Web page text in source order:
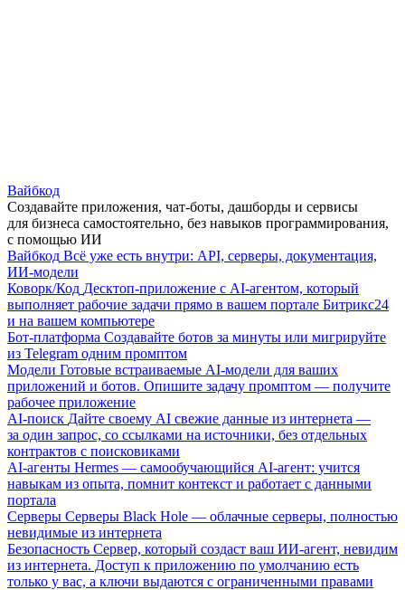
Вайбкод
Создавайте приложения, чат-боты, дашборды и сервисы
для бизнеса самостоятельно, без навыков программирования,
с помощью ИИ
Вайбкод Всё уже есть внутри: API, серверы, документация,
ИИ-модели
Коворк/Код Десктоп-приложение с AI-агентом, который
выполняет рабочие задачи прямо в вашем портале Битрикс24
и на вашем компьютере
Бот-платформа Создавайте ботов за минуты или мигрируйте
из Telegram одним промптом
Модели Готовые встраиваемые AI-модели для ваших
приложений и ботов. Опишите задачу промптом — получите
рабочее приложение
AI-поиск Дайте своему AI свежие данные из интернета —
за один запрос, со ссылками на источники, без отдельных
контрактов с поисковиками
AI-агенты Hermes — самообучающийся AI-агент: учится
навыкам из опыта, помнит контекст и работает с данными
портала
Серверы Серверы Black Hole — облачные серверы, полностью
невидимые из интернета
Безопасность Сервер, который создаст ваш ИИ-агент, невидим
из интернета. Доступ к приложению по умолчанию есть
только у вас, а ключи выдаются с ограниченными правами